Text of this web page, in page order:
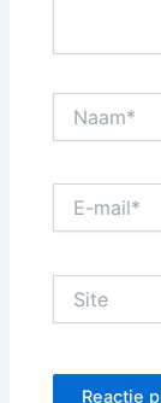
mail*